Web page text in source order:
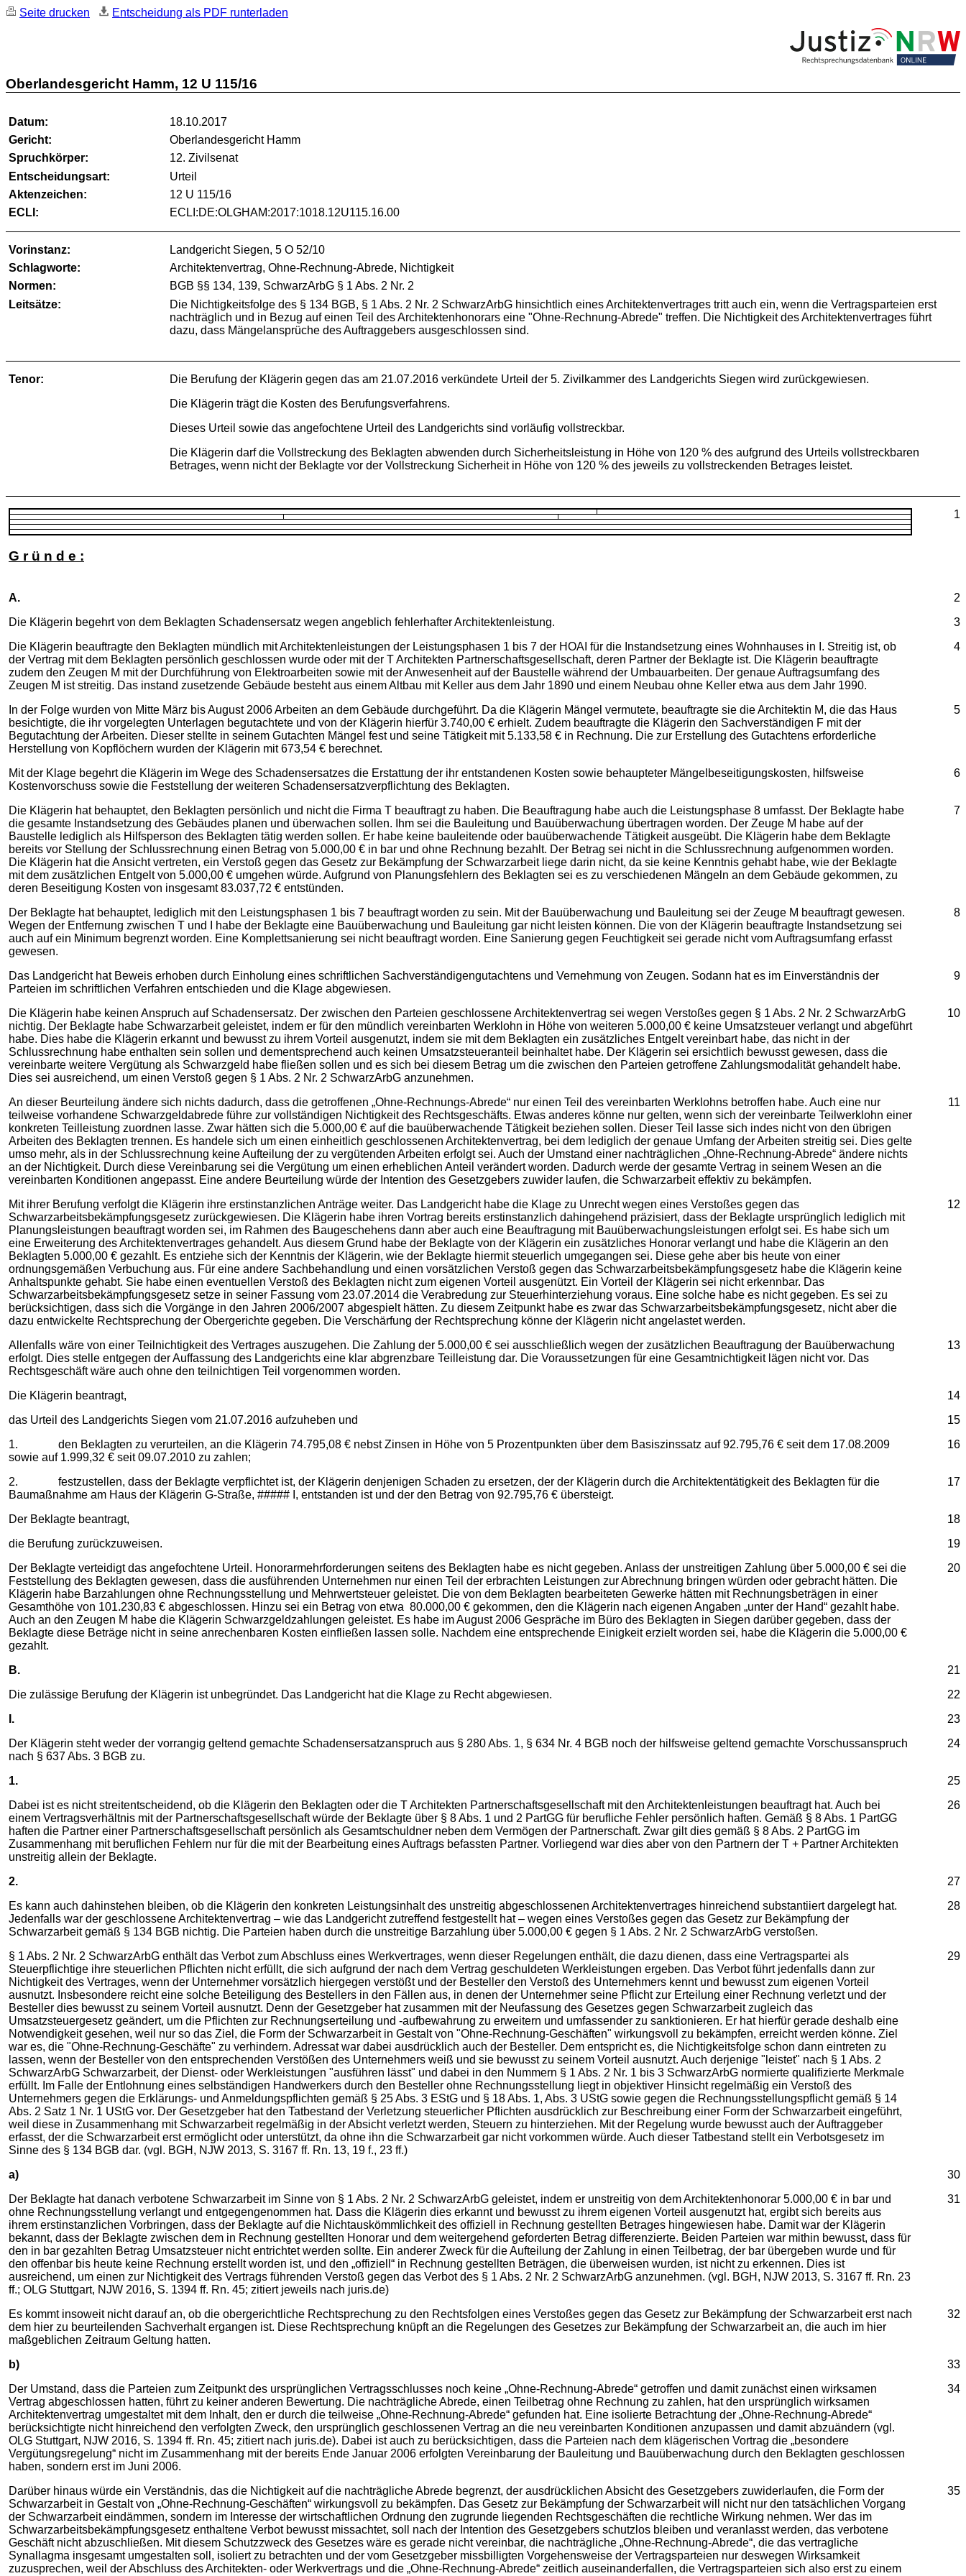
Seite drucken Entscheidung als PDF runterladen
Oberlandesgericht Hamm, 12 U 115/16
Datum:
18.10.2017
Gericht:
Oberlandesgericht Hamm
Spruchkörper:
12. Zivilsenat
Entscheidungsart:
Urteil
Aktenzeichen:
12 U 115/16
ECLI:
ECLI:DE:OLGHAM:2017:1018.12U115.16.00
Vorinstanz:
Landgericht Siegen, 5 O 52/10
Schlagworte:
Architektenvertrag, Ohne-Rechnung-Abrede, Nichtigkeit
Normen:
BGB §§ 134, 139, SchwarzArbG § 1 Abs. 2 Nr. 2
Leitsätze:
Die Nichtigkeitsfolge des § 134 BGB, § 1 Abs. 2 Nr. 2 SchwarzArbG hinsichtlich eines Architektenvertrages tritt auch ein, wenn die Vertragsparteien erst
nachträglich und in Bezug auf einen Teil des Architektenhonorars eine "Ohne-Rechnung-Abrede" treffen. Die Nichtigkeit des Architektenvertrages führt
dazu, dass Mängelansprüche des Auftraggebers ausgeschlossen sind.
Tenor:
Die Berufung der Klägerin gegen das am 21.07.2016 verkündete Urteil der 5. Zivilkammer des Landgerichts Siegen wird zurückgewiesen.
Die Klägerin trägt die Kosten des Berufungsverfahrens.
Dieses Urteil sowie das angefochtene Urteil des Landgerichts sind vorläufig vollstreckbar.
Die Klägerin darf die Vollstreckung des Beklagten abwenden durch Sicherheitsleistung in Höhe von 120 % des aufgrund des Urteils vollstreckbaren
Betrages, wenn nicht der Beklagte vor der Vollstreckung Sicherheit in Höhe von 120 % des jeweils zu vollstreckenden Betrages leistet.
1
G r ü n d e :
2
A.
3
Die Klägerin begehrt von dem Beklagten Schadensersatz wegen angeblich fehlerhafter Architektenleistung.
4
Die Klägerin beauftragte den Beklagten mündlich mit Architektenleistungen der Leistungsphasen 1 bis 7 der HOAI für die Instandsetzung eines Wohnhauses in I. Streitig ist, ob
der Vertrag mit dem Beklagten persönlich geschlossen wurde oder mit der T Architekten Partnerschaftsgesellschaft, deren Partner der Beklagte ist. Die Klägerin beauftragte
zudem den Zeugen M mit der Durchführung von Elektroarbeiten sowie mit der Anwesenheit auf der Baustelle während der Umbauarbeiten. Der genaue Auftragsumfang des
Zeugen M ist streitig. Das instand zusetzende Gebäude besteht aus einem Altbau mit Keller aus dem Jahr 1890 und einem Neubau ohne Keller etwa aus dem Jahr 1990.
5
In der Folge wurden von Mitte März bis August 2006 Arbeiten an dem Gebäude durchgeführt. Da die Klägerin Mängel vermutete, beauftragte sie die Architektin M, die das Haus
besichtigte, die ihr vorgelegten Unterlagen begutachtete und von der Klägerin hierfür 3.740,00 € erhielt. Zudem beauftragte die Klägerin den Sachverständigen F mit der
Begutachtung der Arbeiten. Dieser stellte in seinem Gutachten Mängel fest und seine Tätigkeit mit 5.133,58 € in Rechnung. Die zur Erstellung des Gutachtens erforderliche
Herstellung von Kopflöchern wurden der Klägerin mit 673,54 € berechnet.
6
Mit der Klage begehrt die Klägerin im Wege des Schadensersatzes die Erstattung der ihr entstandenen Kosten sowie behaupteter Mängelbeseitigungskosten, hilfsweise
Kostenvorschuss sowie die Feststellung der weiteren Schadensersatzverpflichtung des Beklagten.
7
Die Klägerin hat behauptet, den Beklagten persönlich und nicht die Firma T beauftragt zu haben. Die Beauftragung habe auch die Leistungsphase 8 umfasst. Der Beklagte habe
die gesamte Instandsetzung des Gebäudes planen und überwachen sollen. Ihm sei die Bauleitung und Bauüberwachung übertragen worden. Der Zeuge M habe auf der
Baustelle lediglich als Hilfsperson des Beklagten tätig werden sollen. Er habe keine bauleitende oder bauüberwachende Tätigkeit ausgeübt. Die Klägerin habe dem Beklagte
bereits vor Stellung der Schlussrechnung einen Betrag von 5.000,00 € in bar und ohne Rechnung bezahlt. Der Betrag sei nicht in die Schlussrechnung aufgenommen worden.
Die Klägerin hat die Ansicht vertreten, ein Verstoß gegen das Gesetz zur Bekämpfung der Schwarzarbeit liege darin nicht, da sie keine Kenntnis gehabt habe, wie der Beklagte
mit dem zusätzlichen Entgelt von 5.000,00 € umgehen würde. Aufgrund von Planungsfehlern des Beklagten sei es zu verschiedenen Mängeln an dem Gebäude gekommen, zu
deren Beseitigung Kosten von insgesamt 83.037,72 € entstünden.
8
Der Beklagte hat behauptet, lediglich mit den Leistungsphasen 1 bis 7 beauftragt worden zu sein. Mit der Bauüberwachung und Bauleitung sei der Zeuge M beauftragt gewesen.
Wegen der Entfernung zwischen T und I habe der Beklagte eine Bauüberwachung und Bauleitung gar nicht leisten können. Die von der Klägerin beauftragte Instandsetzung sei
auch auf ein Minimum begrenzt worden. Eine Komplettsanierung sei nicht beauftragt worden. Eine Sanierung gegen Feuchtigkeit sei gerade nicht vom Auftragsumfang erfasst
gewesen.
9
Das Landgericht hat Beweis erhoben durch Einholung eines schriftlichen Sachverständigengutachtens und Vernehmung von Zeugen. Sodann hat es im Einverständnis der
Parteien im schriftlichen Verfahren entschieden und die Klage abgewiesen.
10
Die Klägerin habe keinen Anspruch auf Schadensersatz. Der zwischen den Parteien geschlossene Architektenvertrag sei wegen Verstoßes gegen § 1 Abs. 2 Nr. 2 SchwarzArbG
nichtig. Der Beklagte habe Schwarzarbeit geleistet, indem er für den mündlich vereinbarten Werklohn in Höhe von weiteren 5.000,00 € keine Umsatzsteuer verlangt und abgeführt
habe. Dies habe die Klägerin erkannt und bewusst zu ihrem Vorteil ausgenutzt, indem sie mit dem Beklagten ein zusätzliches Entgelt vereinbart habe, das nicht in der
Schlussrechnung habe enthalten sein sollen und dementsprechend auch keinen Umsatzsteueranteil beinhaltet habe. Der Klägerin sei ersichtlich bewusst gewesen, dass die
vereinbarte weitere Vergütung als Schwarzgeld habe fließen sollen und es sich bei diesem Betrag um die zwischen den Parteien getroffene Zahlungsmodalität gehandelt habe.
Dies sei ausreichend, um einen Verstoß gegen § 1 Abs. 2 Nr. 2 SchwarzArbG anzunehmen.
11
An dieser Beurteilung ändere sich nichts dadurch, dass die getroffenen „Ohne-Rechnungs-Abrede“ nur einen Teil des vereinbarten Werklohns betroffen habe. Auch eine nur
teilweise vorhandene Schwarzgeldabrede führe zur vollständigen Nichtigkeit des Rechtsgeschäfts. Etwas anderes könne nur gelten, wenn sich der vereinbarte Teilwerklohn einer
konkreten Teilleistung zuordnen lasse. Zwar hätten sich die 5.000,00 € auf die bauüberwachende Tätigkeit beziehen sollen. Dieser Teil lasse sich indes nicht von den übrigen
Arbeiten des Beklagten trennen. Es handele sich um einen einheitlich geschlossenen Architektenvertrag, bei dem lediglich der genaue Umfang der Arbeiten streitig sei. Dies gelte
umso mehr, als in der Schlussrechnung keine Aufteilung der zu vergütenden Arbeiten erfolgt sei. Auch der Umstand einer nachträglichen „Ohne-Rechnung-Abrede“ ändere nichts
an der Nichtigkeit. Durch diese Vereinbarung sei die Vergütung um einen erheblichen Anteil verändert worden. Dadurch werde der gesamte Vertrag in seinem Wesen an die
vereinbarten Konditionen angepasst. Eine andere Beurteilung würde der Intention des Gesetzgebers zuwider laufen, die Schwarzarbeit effektiv zu bekämpfen.
12
Mit ihrer Berufung verfolgt die Klägerin ihre erstinstanzlichen Anträge weiter. Das Landgericht habe die Klage zu Unrecht wegen eines Verstoßes gegen das
Schwarzarbeitsbekämpfungsgesetz zurückgewiesen. Die Klägerin habe ihren Vortrag bereits erstinstanzlich dahingehend präzisiert, dass der Beklagte ursprünglich lediglich mit
Planungsleistungen beauftragt worden sei, im Rahmen des Baugeschehens dann aber auch eine Beauftragung mit Bauüberwachungsleistungen erfolgt sei. Es habe sich um
eine Erweiterung des Architektenvertrages gehandelt. Aus diesem Grund habe der Beklagte von der Klägerin ein zusätzliches Honorar verlangt und habe die Klägerin an den
Beklagten 5.000,00 € gezahlt. Es entziehe sich der Kenntnis der Klägerin, wie der Beklagte hiermit steuerlich umgegangen sei. Diese gehe aber bis heute von einer
ordnungsgemäßen Verbuchung aus. Für eine andere Sachbehandlung und einen vorsätzlichen Verstoß gegen das Schwarzarbeitsbekämpfungsgesetz habe die Klägerin keine
Anhaltspunkte gehabt. Sie habe einen eventuellen Verstoß des Beklagten nicht zum eigenen Vorteil ausgenützt. Ein Vorteil der Klägerin sei nicht erkennbar. Das
Schwarzarbeitsbekämpfungsgesetz setze in seiner Fassung vom 23.07.2014 die Verabredung zur Steuerhinterziehung voraus. Eine solche habe es nicht gegeben. Es sei zu
berücksichtigen, dass sich die Vorgänge in den Jahren 2006/2007 abgespielt hätten. Zu diesem Zeitpunkt habe es zwar das Schwarzarbeitsbekämpfungsgesetz, nicht aber die
dazu entwickelte Rechtsprechung der Obergerichte gegeben. Die Verschärfung der Rechtsprechung könne der Klägerin nicht angelastet werden.
13
Allenfalls wäre von einer Teilnichtigkeit des Vertrages auszugehen. Die Zahlung der 5.000,00 € sei ausschließlich wegen der zusätzlichen Beauftragung der Bauüberwachung
erfolgt. Dies stelle entgegen der Auffassung des Landgerichts eine klar abgrenzbare Teilleistung dar. Die Voraussetzungen für eine Gesamtnichtigkeit lägen nicht vor. Das
Rechtsgeschäft wäre auch ohne den teilnichtigen Teil vorgenommen worden.
14
Die Klägerin beantragt,
15
das Urteil des Landgerichts Siegen vom 21.07.2016 aufzuheben und
16
1. den Beklagten zu verurteilen, an die Klägerin 74.795,08 € nebst Zinsen in Höhe von 5 Prozentpunkten über dem Basiszinssatz auf 92.795,76 € seit dem 17.08.2009
sowie auf 1.999,32 € seit 09.07.2010 zu zahlen;
17
2. festzustellen, dass der Beklagte verpflichtet ist, der Klägerin denjenigen Schaden zu ersetzen, der der Klägerin durch die Architektentätigkeit des Beklagten für die
Baumaßnahme am Haus der Klägerin G-Straße, ##### I, entstanden ist und der den Betrag von 92.795,76 € übersteigt.
18
Der Beklagte beantragt,
19
die Berufung zurückzuweisen.
20
Der Beklagte verteidigt das angefochtene Urteil. Honorarmehrforderungen seitens des Beklagten habe es nicht gegeben. Anlass der unstreitigen Zahlung über 5.000,00 € sei die
Feststellung des Beklagten gewesen, dass die ausführenden Unternehmen nur einen Teil der erbrachten Leistungen zur Abrechnung bringen würden oder gebracht hätten. Die
Klägerin habe Barzahlungen ohne Rechnungsstellung und Mehrwertsteuer geleistet. Die von dem Beklagten bearbeiteten Gewerke hätten mit Rechnungsbeträgen in einer
Gesamthöhe von 101.230,83 € abgeschlossen. Hinzu sei ein Betrag von etwa 80.000,00 € gekommen, den die Klägerin nach eigenen Angaben „unter der Hand“ gezahlt habe.
Auch an den Zeugen M habe die Klägerin Schwarzgeldzahlungen geleistet. Es habe im August 2006 Gespräche im Büro des Beklagten in Siegen darüber gegeben, dass der
Beklagte diese Beträge nicht in seine anrechenbaren Kosten einfließen lassen solle. Nachdem eine entsprechende Einigkeit erzielt worden sei, habe die Klägerin die 5.000,00 €
gezahlt.
21
B.
22
Die zulässige Berufung der Klägerin ist unbegründet. Das Landgericht hat die Klage zu Recht abgewiesen.
23
I.
24
Der Klägerin steht weder der vorrangig geltend gemachte Schadensersatzanspruch aus § 280 Abs. 1, § 634 Nr. 4 BGB noch der hilfsweise geltend gemachte Vorschussanspruch
nach § 637 Abs. 3 BGB zu.
25
1.
26
Dabei ist es nicht streitentscheidend, ob die Klägerin den Beklagten oder die T Architekten Partnerschaftsgesellschaft mit den Architektenleistungen beauftragt hat. Auch bei
einem Vertragsverhältnis mit der Partnerschaftsgesellschaft würde der Beklagte über § 8 Abs. 1 und 2 PartGG für berufliche Fehler persönlich haften. Gemäß § 8 Abs. 1 PartGG
haften die Partner einer Partnerschaftsgesellschaft persönlich als Gesamtschuldner neben dem Vermögen der Partnerschaft. Zwar gilt dies gemäß § 8 Abs. 2 PartGG im
Zusammenhang mit beruflichen Fehlern nur für die mit der Bearbeitung eines Auftrags befassten Partner. Vorliegend war dies aber von den Partnern der T + Partner Architekten
unstreitig allein der Beklagte.
27
2.
28
Es kann auch dahinstehen bleiben, ob die Klägerin den konkreten Leistungsinhalt des unstreitig abgeschlossenen Architektenvertrages hinreichend substantiiert dargelegt hat.
Jedenfalls war der geschlossene Architektenvertrag – wie das Landgericht zutreffend festgestellt hat – wegen eines Verstoßes gegen das Gesetz zur Bekämpfung der
Schwarzarbeit gemäß § 134 BGB nichtig. Die Parteien haben durch die unstreitige Barzahlung über 5.000,00 € gegen § 1 Abs. 2 Nr. 2 SchwarzArbG verstoßen.
29
§ 1 Abs. 2 Nr. 2 SchwarzArbG enthält das Verbot zum Abschluss eines Werkvertrages, wenn dieser Regelungen enthält, die dazu dienen, dass eine Vertragspartei als
Steuerpflichtige ihre steuerlichen Pflichten nicht erfüllt, die sich aufgrund der nach dem Vertrag geschuldeten Werkleistungen ergeben. Das Verbot führt jedenfalls dann zur
Nichtigkeit des Vertrages, wenn der Unternehmer vorsätzlich hiergegen verstößt und der Besteller den Verstoß des Unternehmers kennt und bewusst zum eigenen Vorteil
ausnutzt. Insbesondere reicht eine solche Beteiligung des Bestellers in den Fällen aus, in denen der Unternehmer seine Pflicht zur Erteilung einer Rechnung verletzt und der
Besteller dies bewusst zu seinem Vorteil ausnutzt. Denn der Gesetzgeber hat zusammen mit der Neufassung des Gesetzes gegen Schwarzarbeit zugleich das
Umsatzsteuergesetz geändert, um die Pflichten zur Rechnungserteilung und -aufbewahrung zu erweitern und umfassender zu sanktionieren. Er hat hierfür gerade deshalb eine
Notwendigkeit gesehen, weil nur so das Ziel, die Form der Schwarzarbeit in Gestalt von "Ohne-Rechnung-Geschäften" wirkungsvoll zu bekämpfen, erreicht werden könne. Ziel
war es, die "Ohne-Rechnung-Geschäfte" zu verhindern. Adressat war dabei ausdrücklich auch der Besteller. Dem entspricht es, die Nichtigkeitsfolge schon dann eintreten zu
lassen, wenn der Besteller von den entsprechenden Verstößen des Unternehmers weiß und sie bewusst zu seinem Vorteil ausnutzt. Auch derjenige "leistet" nach § 1 Abs. 2
SchwarzArbG Schwarzarbeit, der Dienst- oder Werkleistungen "ausführen lässt" und dabei in den Nummern § 1 Abs. 2 Nr. 1 bis 3 SchwarzArbG normierte qualifizierte Merkmale
erfüllt. Im Falle der Entlohnung eines selbständigen Handwerkers durch den Besteller ohne Rechnungsstellung liegt in objektiver Hinsicht regelmäßig ein Verstoß des
Unternehmers gegen die Erklärungs- und Anmeldungspflichten gemäß § 25 Abs. 3 EStG und § 18 Abs. 1, Abs. 3 UStG sowie gegen die Rechnungsstellungspflicht gemäß § 14
Abs. 2 Satz 1 Nr. 1 UStG vor. Der Gesetzgeber hat den Tatbestand der Verletzung steuerlicher Pflichten ausdrücklich zur Beschreibung einer Form der Schwarzarbeit eingeführt,
weil diese in Zusammenhang mit Schwarzarbeit regelmäßig in der Absicht verletzt werden, Steuern zu hinterziehen. Mit der Regelung wurde bewusst auch der Auftraggeber
erfasst, der die Schwarzarbeit erst ermöglicht oder unterstützt, da ohne ihn die Schwarzarbeit gar nicht vorkommen würde. Auch dieser Tatbestand stellt ein Verbotsgesetz im
Sinne des § 134 BGB dar. (vgl. BGH, NJW 2013, S. 3167 ff. Rn. 13, 19 f., 23 ff.)
30
a)
31
Der Beklagte hat danach verbotene Schwarzarbeit im Sinne von § 1 Abs. 2 Nr. 2 SchwarzArbG geleistet, indem er unstreitig von dem Architektenhonorar 5.000,00 € in bar und
ohne Rechnungsstellung verlangt und entgegengenommen hat. Dass die Klägerin dies erkannt und bewusst zu ihrem eigenen Vorteil ausgenutzt hat, ergibt sich bereits aus
ihrem erstinstanzlichen Vorbringen, dass der Beklagte auf die Nichtauskömmlichkeit des offiziell in Rechnung gestellten Betrages hingewiesen habe. Damit war der Klägerin
bekannt, dass der Beklagte zwischen dem in Rechnung gestellten Honorar und dem weitergehend geforderten Betrag differenzierte. Beiden Parteien war mithin bewusst, dass für
den in bar gezahlten Betrag Umsatzsteuer nicht entrichtet werden sollte. Ein anderer Zweck für die Aufteilung der Zahlung in einen Teilbetrag, der bar übergeben wurde und für
den offenbar bis heute keine Rechnung erstellt worden ist, und den „offiziell“ in Rechnung gestellten Beträgen, die überweisen wurden, ist nicht zu erkennen. Dies ist
ausreichend, um einen zur Nichtigkeit des Vertrags führenden Verstoß gegen das Verbot des § 1 Abs. 2 Nr. 2 SchwarzArbG anzunehmen. (vgl. BGH, NJW 2013, S. 3167 ff. Rn. 23
ff.; OLG Stuttgart, NJW 2016, S. 1394 ff. Rn. 45; zitiert jeweils nach juris.de)
32
Es kommt insoweit nicht darauf an, ob die obergerichtliche Rechtsprechung zu den Rechtsfolgen eines Verstoßes gegen das Gesetz zur Bekämpfung der Schwarzarbeit erst nach
dem hier zu beurteilenden Sachverhalt ergangen ist. Diese Rechtsprechung knüpft an die Regelungen des Gesetzes zur Bekämpfung der Schwarzarbeit an, die auch im hier
maßgeblichen Zeitraum Geltung hatten.
33
b)
34
Der Umstand, dass die Parteien zum Zeitpunkt des ursprünglichen Vertragsschlusses noch keine „Ohne-Rechnung-Abrede“ getroffen und damit zunächst einen wirksamen
Vertrag abgeschlossen hatten, führt zu keiner anderen Bewertung. Die nachträgliche Abrede, einen Teilbetrag ohne Rechnung zu zahlen, hat den ursprünglich wirksamen
Architektenvertrag umgestaltet mit dem Inhalt, den er durch die teilweise „Ohne-Rechnung-Abrede“ gefunden hat. Eine isolierte Betrachtung der „Ohne-Rechnung-Abrede“
berücksichtigte nicht hinreichend den verfolgten Zweck, den ursprünglich geschlossenen Vertrag an die neu vereinbarten Konditionen anzupassen und damit abzuändern (vgl.
OLG Stuttgart, NJW 2016, S. 1394 ff. Rn. 45; zitiert nach juris.de). Dabei ist auch zu berücksichtigen, dass die Parteien nach dem klägerischen Vortrag die „besondere
Vergütungsregelung“ nicht im Zusammenhang mit der bereits Ende Januar 2006 erfolgten Vereinbarung der Bauleitung und Bauüberwachung durch den Beklagten geschlossen
haben, sondern erst im Juni 2006.
35
Darüber hinaus würde ein Verständnis, das die Nichtigkeit auf die nachträgliche Abrede begrenzt, der ausdrücklichen Absicht des Gesetzgebers zuwiderlaufen, die Form der
Schwarzarbeit in Gestalt von „Ohne-Rechnung-Geschäften“ wirkungsvoll zu bekämpfen. Das Gesetz zur Bekämpfung der Schwarzarbeit will nicht nur den tatsächlichen Vorgang
der Schwarzarbeit eindämmen, sondern im Interesse der wirtschaftlichen Ordnung den zugrunde liegenden Rechtsgeschäften die rechtliche Wirkung nehmen. Wer das im
Schwarzarbeitsbekämpfungsgesetz enthaltene Verbot bewusst missachtet, soll nach der Intention des Gesetzgebers schutzlos bleiben und veranlasst werden, das verbotene
Geschäft nicht abzuschließen. Mit diesem Schutzzweck des Gesetzes wäre es gerade nicht vereinbar, die nachträgliche „Ohne-Rechnung-Abrede“, die das vertragliche
Synallagma insgesamt umgestalten soll, isoliert zu betrachten und der vom Gesetzgeber missbilligten Vorgehensweise der Vertragsparteien nur deswegen Wirksamkeit
zuzusprechen, weil der Abschluss des Architekten- oder Werkvertrags und die „Ohne-Rechnung-Abrede“ zeitlich auseinanderfallen, die Vertragsparteien sich also erst zu einem